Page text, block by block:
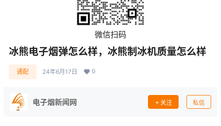
微信扫码
冰熊电子烟弹怎么样，冰熊制冰机质量怎么样
通配 24年6月17日 0
电子烟新闻网 关注 私信